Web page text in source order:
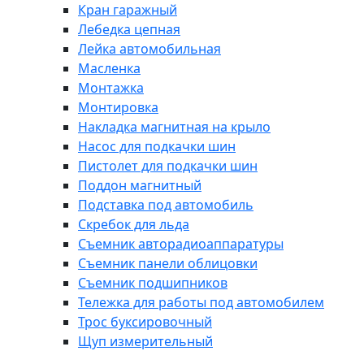
Кран гаражный
Лебедка цепная
Лейка автомобильная
Масленка
Монтажка
Монтировка
Накладка магнитная на крыло
Насос для подкачки шин
Пистолет для подкачки шин
Поддон магнитный
Подставка под автомобиль
Скребок для льда
Съемник авторадиоаппаратуры
Съемник панели облицовки
Съемник подшипников
Тележка для работы под автомобилем
Трос буксировочный
Щуп измерительный